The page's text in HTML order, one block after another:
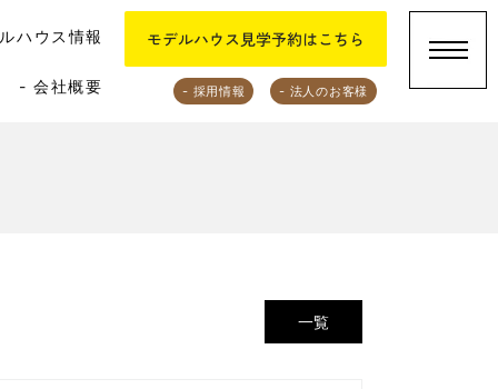
ハウス情報
- 会社概要 - 採用情報 - 法人のお客様
一覧